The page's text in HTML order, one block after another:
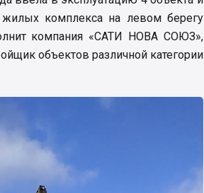
комплекса на левом берегу
компания «САТИ НОВА СОЮЗ»,
объектов различной категории